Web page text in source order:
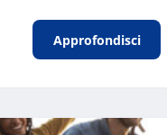
Approfondisci